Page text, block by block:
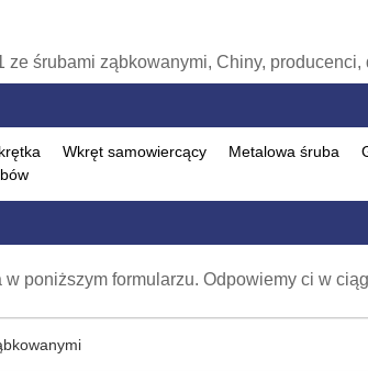
ze śrubami ząbkowanymi, Chiny,
Wkręt samowiercący Metalowa śruba
w poniższym formularzu. Odpowiemy ci w